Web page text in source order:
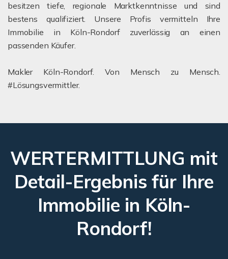
besitzen tiefe, regionale Marktkenntnisse und sind
bestens qualifiziert. Unsere Profis vermitteln Ihre
Immobilie in Köln-Rondorf zuverlässig an einen
passenden Käufer.
Makler Köln-Rondorf. Von Mensch zu Mensch.
#Lösungsvermittler.
WERTERMITTLUNG mit
Detail-Ergebnis für Ihre
Immobilie in Köln-
Rondorf!